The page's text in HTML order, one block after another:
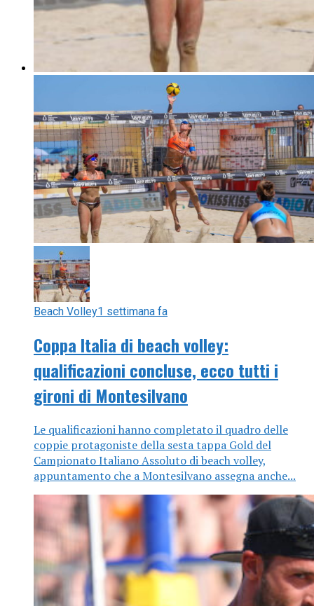
Beach Volley1 settimana fa
Coppa Italia di beach volley:
qualificazioni concluse, ecco tutti i
gironi di Montesilvano
Le qualificazioni hanno completato il quadro delle
coppie protagoniste della sesta tappa Gold del
Campionato Italiano Assoluto di beach volley,
appuntamento che a Montesilvano assegna anche...